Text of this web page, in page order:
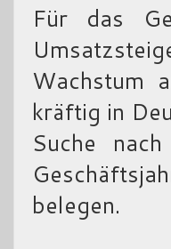
Für das
Wachstum
kräftig in
Suche
belegen.